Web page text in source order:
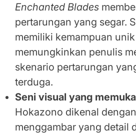
Enchanted Blades
pertarungan yang segar.
memiliki kemampuan
memungkinkan penulis
skenario pertarungan
terduga.
Seni visual yang
Hokazono dikenal
menggambar yang detail